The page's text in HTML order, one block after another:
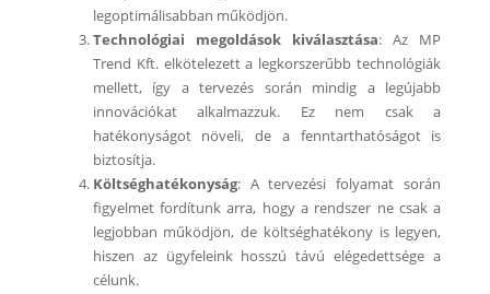
legoptimálisabban működjön.
Technológiai megoldások kiválasztása: Az MP
Trend Kft. elkötelezett a legkorszerűbb technológiák
mellett, így a tervezés során mindig a legújabb
innovációkat alkalmazzuk. Ez nem csak a
hatékonyságot növeli, de a fenntarthatóságot is
biztosítja.
Költséghatékonyság: A tervezési folyamat során
figyelmet fordítunk arra, hogy a rendszer ne csak a
legjobban működjön, de költséghatékony is legyen,
hiszen az ügyfeleink hosszú távú elégedettsége a
célunk.